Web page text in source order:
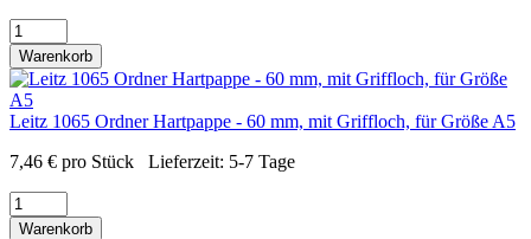
Warenkorb
Leitz 1065 Ordner Hartpappe - 60 mm, mit Griffloch, für Größe A5
7,46 € pro Stück Lieferzeit: 5-7 Tage
Warenkorb